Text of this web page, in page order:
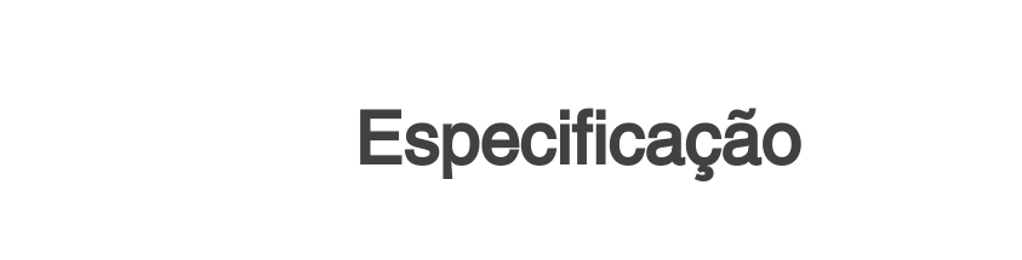
Especificação